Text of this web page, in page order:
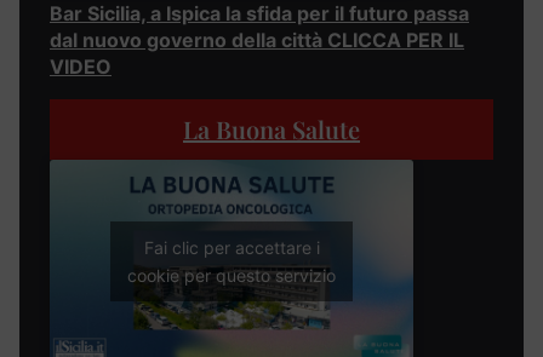
Bar Sicilia, a Ispica la sfida per il futuro passa
dal nuovo governo della città CLICCA PER IL
VIDEO
La Buona Salute
Fai clic per accettare i
cookie per questo servizio